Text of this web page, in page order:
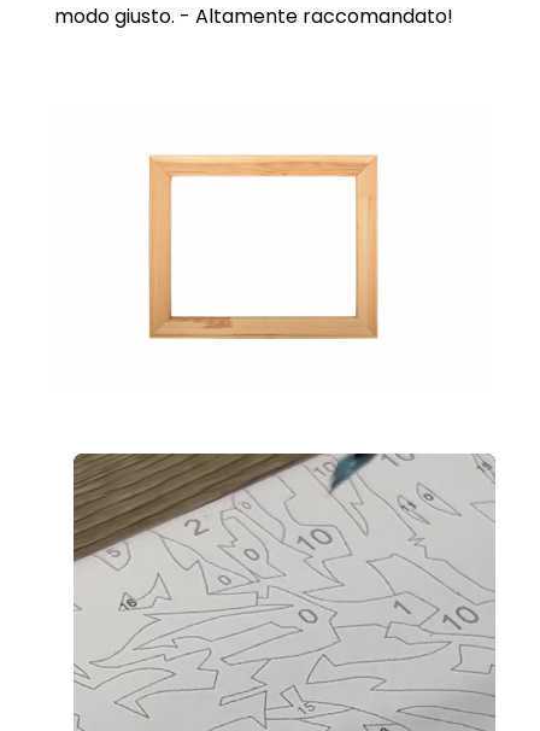
modo giusto. - Altamente raccomandato!